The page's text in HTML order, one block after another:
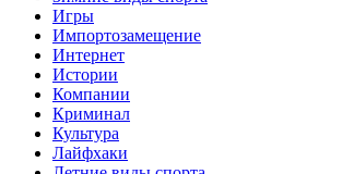
Игры
Импортозамещение
Интернет
Истории
Компании
Криминал
Культура
Лайфхаки